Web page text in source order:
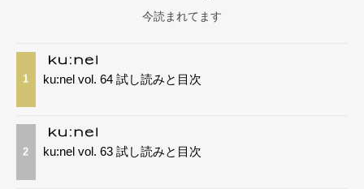
今読まれてます
1 ku:nel vol. 64 試し読みと目次
2 ku:nel vol. 63 試し読みと目次